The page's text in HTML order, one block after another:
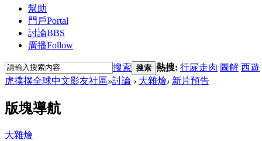
幫助
門戶Portal
討論BBS
廣播Follow
搜索 搜索 熱搜: 行屍走肉 圖解 西遊
虎撲撲全球中文影友社區»討論 › 大雜燴› 新片預告
版塊導航
大雜燴